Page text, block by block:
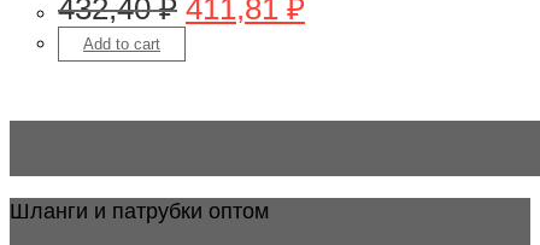
432,40₽ 411,81 ₽
Add to cart
Шланги и патрубки оптом